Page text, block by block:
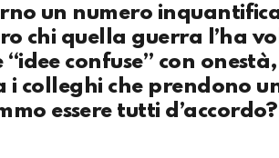
un numero
chi quella guerra l’ha
confuse” con
colleghi che prendono
essere tutti d’accordo?